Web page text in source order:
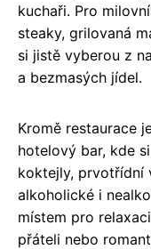
kuchaři. Pro
steaky, grilovaná
si jistě vyberou z
a bezmasých jídel.
Kromě restaurace
hotelový bar, kde
koktejly, prvotřídní
alkoholické i
místem pro
přáteli nebo